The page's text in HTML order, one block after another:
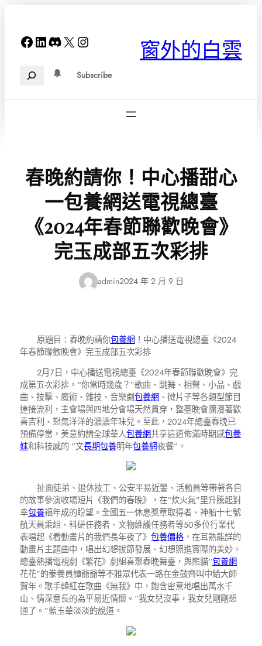
Facebook
LinkedIn
Discord
X Instagram 窗外的白雲
Search Subscribe
春晚約請你！中心播甜心
一包養網送電視總臺
《2024年春節聯歡晚會》
完玉成部五次彩排
admin2024 年 2 月 9 日
原題目：春晚約請你包養網！中心播送電視總臺《2024
年春節聯歡晚會》完玉成部五次彩排
2月7日，中心播送電視總臺《2024年春節聯歡晚會》完
成第五次彩排。“你當時幾歲？”歌曲、跳舞、相聲、小品、戲
曲、技擊、魔術、雜技、音樂劇包養網 、微片子等各類型節目
連接流利，主會場與四地分會場天然貫穿，整臺晚會瀰漫著歡
喜吉利、怒氣洋洋的濃濃年味兒。至此，2024年總臺春晚已
預備停當，美意約請全球華人包養網共享這道佈滿時期感包養
妹和科技感的 “文長期包養明年包養網夜餐”。
扯面徒弟、退休技工、公安平易近警、活動員等帶著各自
的故事參演收場短片《我們的春晚》，在“炊火氣”里升騰起對
幸包養福年成的盼望。全國五一休息獎章取得者、神船十七號
航天員乘組、科研任務者、文物維護任務者等50多位行業代
表唱起《看動畫片的我們長年夜了》 包養價格 ，在耳熟能詳的
動畫片主題曲中，唱出幻想拔節發展、幻想照進實際的美妙。
總臺熱播電視劇《繁花》劇組喜聚春晚舞臺，與熊貓“包養網
花花”的豢養員譚爺爺等不雅眾代表一路在金鼓齊叫中給大師
賀年。歌手韓紅在歌曲《無我》中，飽含密意地唱出萬水千
山、情深意長的為平易近情懷。“我女兒沒事，我女兒剛剛想
通了。”藍玉華淡淡的說道。